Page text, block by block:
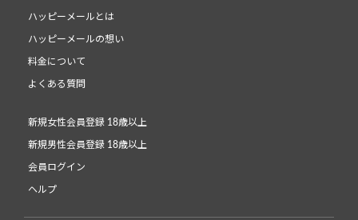
ハッピーメールとは
ハッピーメールの想い
料金について
よくある質問
新規女性会員登録 18歳以上
新規男性会員登録 18歳以上
会員ログイン
ヘルプ